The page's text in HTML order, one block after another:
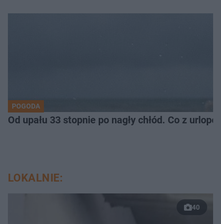
POGODA
Od upału 33 stopnie po nagły chłód. Co z
LOKALNIE:
40